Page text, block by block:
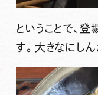
ということで、登
す。大きなにしん